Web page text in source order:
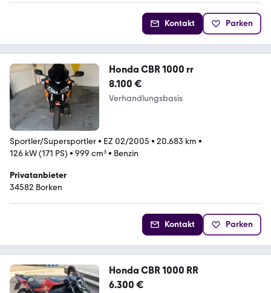
Kontakt Parken
Honda CBR 1000 rr
8.100 €
Verhandlungsbasis
Sportler/Supersportler• EZ 02/2005 • 20.683 km •
126 kW (171 PS) • 999 cm³• Benzin
Privatanbieter
34582 Borken
Kontakt Parken
Honda CBR 1000 RR
6.300 €